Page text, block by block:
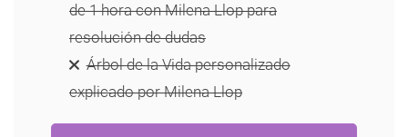
de 1 hora con Milena Llop para
resolución de dudas
Árbol de la Vida personalizado
explicado por Milena Llop